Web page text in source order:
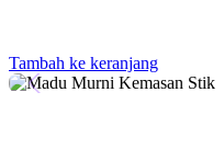
Tambah ke keranjang